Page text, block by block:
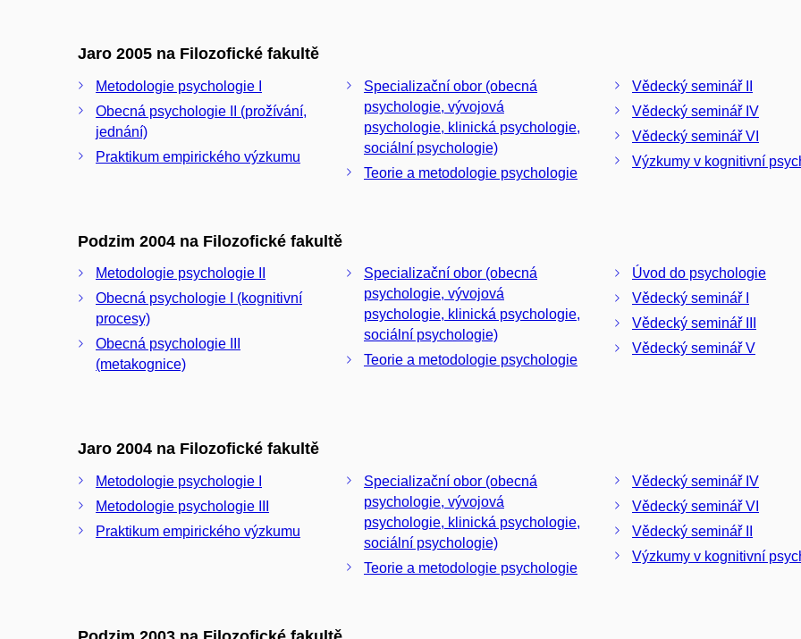
Jaro 2005 na Filozofické fakultě
Metodologie psychologie I
Obecná psychologie II (prožívání,
jednání)
Praktikum empirického výzkumu
Specializační obor (obecná
psychologie, vývojová
psychologie, klinická psychologie,
sociální psychologie)
Teorie a metodologie psychologie
Vědecký seminář II
Vědecký seminář IV
Vědecký seminář VI
Výzkumy v kognitivní
Podzim 2004 na Filozofické fakultě
Metodologie psychologie II
Obecná psychologie I (kognitivní
procesy)
Obecná psychologie III
(metakognice)
Specializační obor (obecná
psychologie, vývojová
psychologie, klinická psychologie,
sociální psychologie)
Teorie a metodologie psychologie
Úvod do psychologie
Vědecký seminář I
Vědecký seminář III
Vědecký seminář V
Jaro 2004 na Filozofické fakultě
Metodologie psychologie I
Metodologie psychologie III
Praktikum empirického výzkumu
Specializační obor (obecná
psychologie, vývojová
psychologie, klinická psychologie,
sociální psychologie)
Teorie a metodologie psychologie
Vědecký seminář IV
Vědecký seminář VI
Vědecký seminář II
Výzkumy v kognitivní